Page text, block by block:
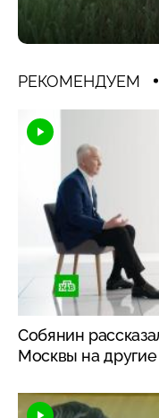
РЕКОМЕНДУЕМ
Собянин
Москвы на